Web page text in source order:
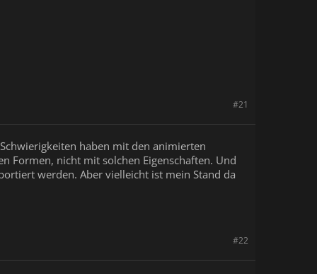
#21
haben mit den animierten
Formen, nicht mit solchen Eigenschaften. Und
werden. Aber vielleicht ist mein Stand da
#22